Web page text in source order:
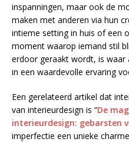
inspanningen, maar ook de
maken met anderen via hun
intieme setting in huis of een
moment waarop iemand stil
erdoor geraakt wordt, is waar
in een waardevolle ervaring
Een gerelateerd artikel dat
van interieurdesign is “De
interieurdesign: gebarsten
imperfectie een unieke